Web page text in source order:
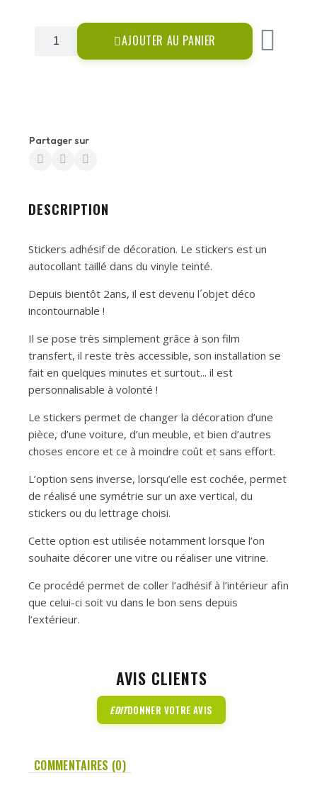
AJOUTER AU PANIER
Partager sur
DESCRIPTION
Stickers adhésif de décoration. Le stickers est un
autocollant taillé dans du vinyle teinté.
Depuis bientôt 2ans, il est devenu l´objet déco
incontournable !
Il se pose très simplement grâce à son film
transfert, il reste très accessible, son installation se
fait en quelques minutes et surtout... il est
personnalisable à volonté !
Le stickers permet de changer la décoration d’une
pièce, d’une voiture, d’un meuble, et bien d’autres
choses encore et ce à moindre coût et sans effort.
L’option sens inverse, lorsqu’elle est cochée, permet
de réalisé une symétrie sur un axe vertical, du
stickers ou du lettrage choisi.
Cette option est utilisée notamment lorsque l’on
souhaite décorer une vitre ou réaliser une vitrine.
Ce procédé permet de coller l’adhésif à l’intérieur afin
que celui-ci soit vu dans le bon sens depuis
l’extérieur.
AVIS CLIENTS
EDITDONNER VOTRE AVIS
COMMENTAIRES (0)